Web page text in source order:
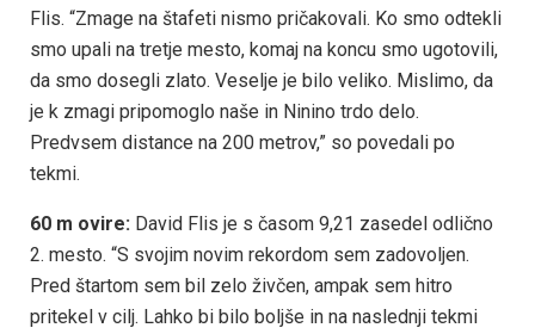
Flis. “Zmage na štafeti nismo pričakovali. Ko smo odtekli
smo upali na tretje mesto, komaj na koncu smo ugotovili,
da smo dosegli zlato. Veselje je bilo veliko. Mislimo, da
je k zmagi pripomoglo naše in Ninino trdo delo.
Predvsem distance na 200 metrov,” so povedali po
tekmi.
60 m ovire: David Flis je s časom 9,21 zasedel odlično
2. mesto. “S svojim novim rekordom sem zadovoljen.
Pred štartom sem bil zelo živčen, ampak sem hitro
pritekel v cilj. Lahko bi bilo boljše in na naslednji tekmi